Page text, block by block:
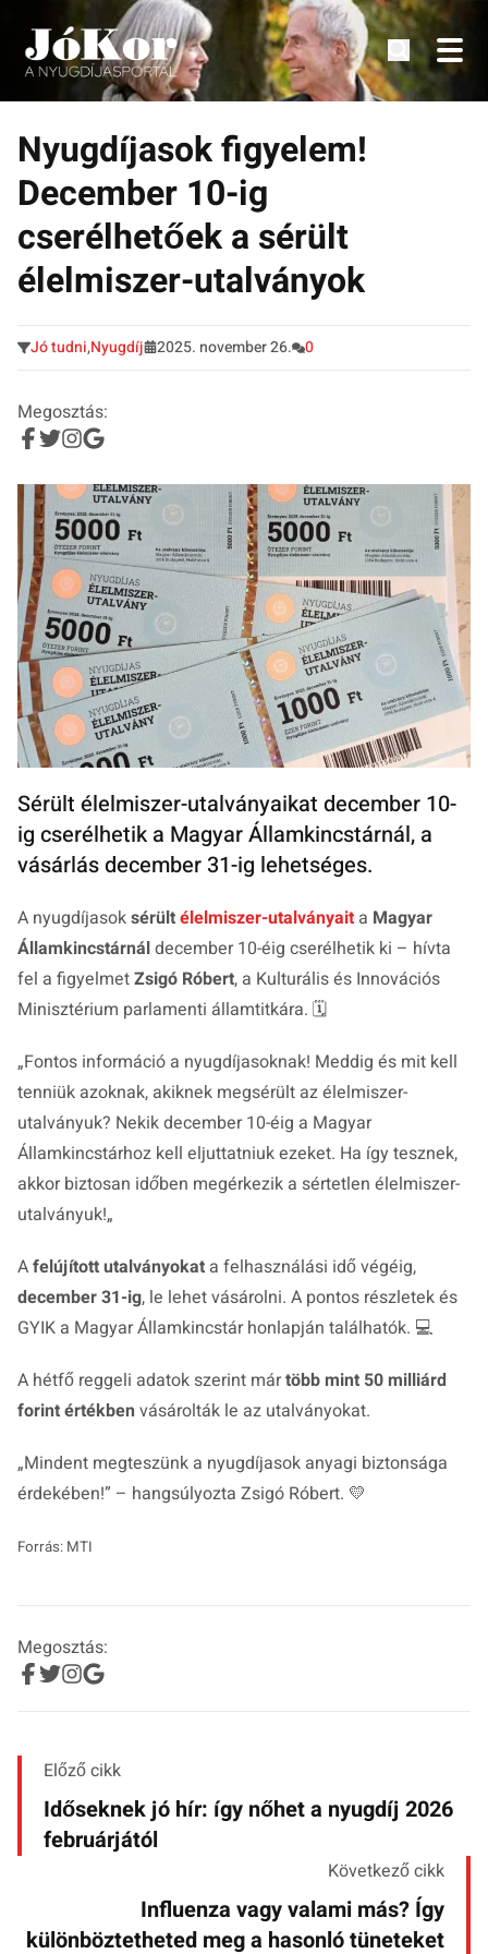
Tovább
tartalomra
Tudnivalók, érdekességek idősek számára.
Nyugdíjasok figyelem!
December 10-ig
cserélhetőek a sérült
élelmiszer-utalványok
Jó tudni,Nyugdíj 2025. november 26. 0
Megosztás:
Sérült élelmiszer-utalványaikat december 10-
ig cserélhetik a Magyar Államkincstárnál, a
vásárlás december 31-ig lehetséges.
A nyugdíjasoksérültélelmiszer-utalványait a Magyar
Államkincstárnáldecember 10-éig cserélhetik ki – hívta
fel a figyelmetZsigó Róbert, a Kulturális és Innovációs
Minisztérium parlamenti államtitkára. 🗓️
„Fontos információ a nyugdíjasoknak! Meddig és mit kell
tenniük azoknak, akiknek megsérült az élelmiszer-
utalványuk? Nekik december 10-éig a Magyar
Államkincstárhoz kell eljuttatniuk ezeket. Ha így tesznek,
akkor biztosan időben megérkezik a sértetlen élelmiszer-
utalványuk!„
Afelújított utalványokat a felhasználási idő végéig,
december 31-ig, le lehet vásárolni. A pontos részletek és
GYIK a Magyar Államkincstár honlapján találhatók. 💻
A hétfő reggeli adatok szerint mártöbb mint 50 milliárd
forint értékben vásárolták le az utalványokat.
„Mindent megteszünk a nyugdíjasok anyagi biztonsága
érdekében!” – hangsúlyozta Zsigó Róbert. 💛
Forrás: MTI
Megosztás:
Előző cikk
Időseknek jó hír: így nőhet a nyugdíj 2026
februárjától
Következő cikk
Influenza vagy valami más? Így
különböztetheted meg a hasonló tüneteket